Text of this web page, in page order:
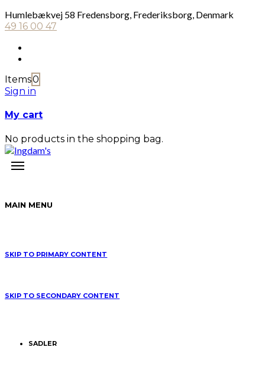
Humlebækvej 58 Fredensborg, Frederiksborg, Denmark
49 16 00 47
Items0
Sign in
My cart
No products in the shopping bag.
MAIN MENU
SKIP TO PRIMARY CONTENT
SKIP TO SECONDARY CONTENT
SADLER